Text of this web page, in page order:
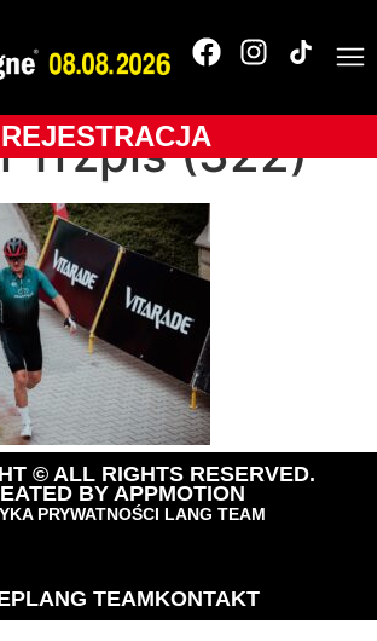
REJESTRACJA
2025-
Resort-
Trzpis (322)
© ALL RIGHTS RESERVED.
BY APPMOTION
PRYWATNOŚCI LANG TEAM
LANG TEAMKONTAKT